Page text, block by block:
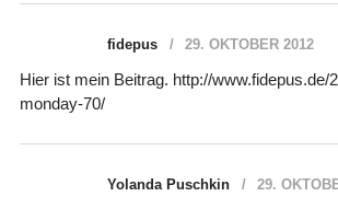
fidepus 29. OKTOBER 2012
Hier ist mein Beitrag. http://www.fidepus.de/
monday-70/
Yolanda Puschkin
29.